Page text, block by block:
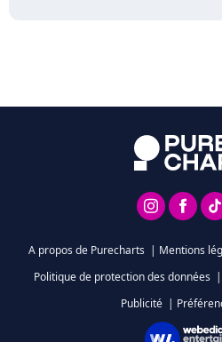
A propos de Purecharts | Mentions
Politique de protection des données |
Publicité |